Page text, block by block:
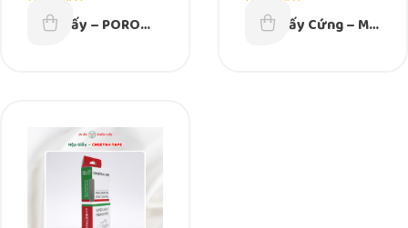
Hộp Giấy – PORO
Hộp Giấy Cứng – MR